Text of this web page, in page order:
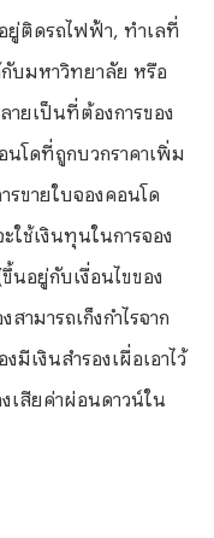
ยู่ติดรถไฟฟ้า, ทำเลที่
กับมหาวิทยาลัย หรือ
ายเป็นที่ต้องการของ
โดที่ถูกบวกราคาเพิ่ม
ขายใบจองคอนโด
ใช้เงินทุนในการจอง
อยู่กับเงื่อนไขของ
ามารถเก็งกำไรจาก
มีเงินสำรองเผื่อเอาไว้
เสียค่าผ่อนดาวน์ใน